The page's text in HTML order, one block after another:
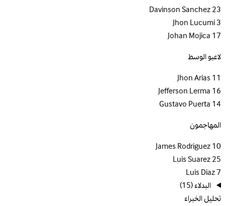
23
Davinson Sanchez
3
Jhon Lucumi
17
Johan Mojica
لاعبو الوسط
11
Jhon Arias
16
Jefferson Lerma
14
Gustavo Puerta
المهاجمون
10
James Rodriguez
25
Luis Suarez
7
Luis Diaz
البدلاء(15)
تحليل الخبراء